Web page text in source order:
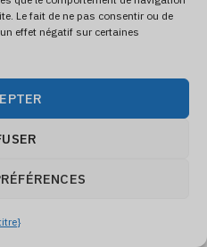
Le fait de ne pas consentir ou de
effet négatif sur certaines
exigences spécifiques de
et types de systèmes
géocellulaires offrent des
rapport à la construction
de nombreuses
plus rapide, un coût
vérifiez toujours que